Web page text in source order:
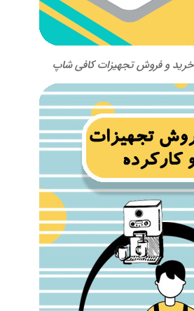
خرید و فروش تجهیزات کافی شاپ